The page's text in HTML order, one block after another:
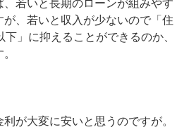
若いと長期のローンが組みやす
、若いと収入が少ないので「住
」に抑えることができるのか、
が大変に安いと思うのですが。